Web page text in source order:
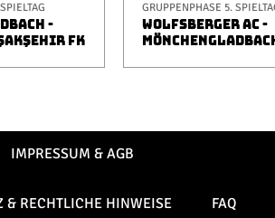
-
FK
GRUPPENPHASE 5.
WOLFSBERGER AC -
IMPRESSUM & AGB
& RECHTLICHE HINWEISE FAQ